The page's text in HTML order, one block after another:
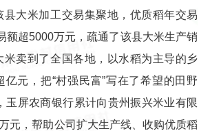
县大米加工交易集聚地，优质稻年交易
额超5000万元，疏通了该县大米生产销
米卖到了全国各地，以水稻为主导的乡
亿元，把“村强民富”写在了希望的田野
玉屏农商银行累计向贵州振兴米业有限
元，帮助公司扩大生产线、收购优质稻